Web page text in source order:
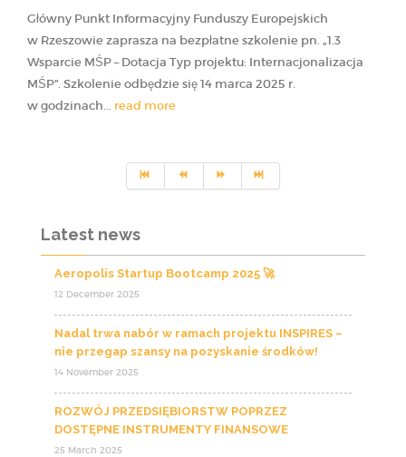
Główny Punkt Informacyjny Funduszy Europejskich
w Rzeszowie zaprasza na bezpłatne szkolenie pn. „1.3
Wsparcie MŚP – Dotacja Typ projektu: Internacjonalizacja
MŚP”. Szkolenie odbędzie się 14 marca 2025 r.
w godzinach... read more
Latest news
Aeropolis Startup Bootcamp 2025 🚀
12 December 2025
Nadal trwa nabór w ramach projektu INSPIRES –
nie przegap szansy na pozyskanie środków!
14 November 2025
ROZWÓJ PRZEDSIĘBIORSTW POPRZEZ
DOSTĘPNE INSTRUMENTY FINANSOWE
25 March 2025